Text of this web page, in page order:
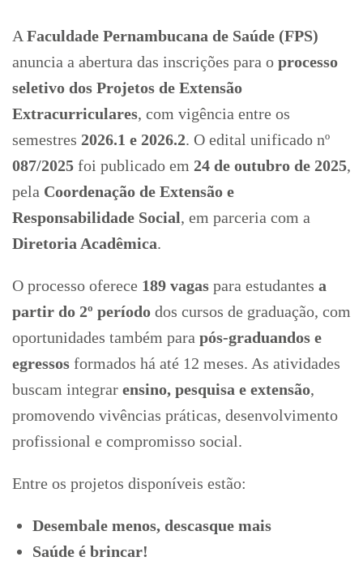
A Faculdade Pernambucana de Saúde (FPS)
anuncia a abertura das inscrições para o processo
seletivo dos Projetos de Extensão
Extracurriculares, com vigência entre os
semestres 2026.1 e 2026.2. O edital unificado nº
087/2025 foi publicado em 24 de outubro de 2025,
pela Coordenação de Extensão e
Responsabilidade Social, em parceria com a
Diretoria Acadêmica.
O processo oferece 189 vagas para estudantes a
partir do 2º período dos cursos de graduação, com
oportunidades também para pós-graduandos e
egressos formados há até 12 meses. As atividades
buscam integrar ensino, pesquisa e extensão,
promovendo vivências práticas, desenvolvimento
profissional e compromisso social.
Entre os projetos disponíveis estão:
Desembale menos, descasque mais
Saúde é brincar!